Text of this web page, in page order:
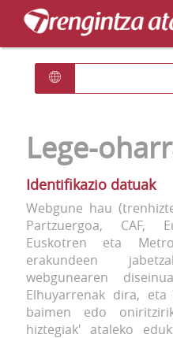
Lege-
Identifikazio datuak
Webgune hau
Partzuergoa, CAF,
Euskotren eta
erakundeen
webgunearen
Elhuyarrenak dira,
baimen edo
hiztegiak' ataleko